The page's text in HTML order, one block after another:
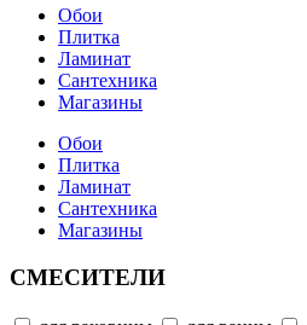
Обои
Плитка
Ламинат
Сантехника
Магазины
Обои
Плитка
Ламинат
Сантехника
Магазины
СМЕСИТЕЛИ